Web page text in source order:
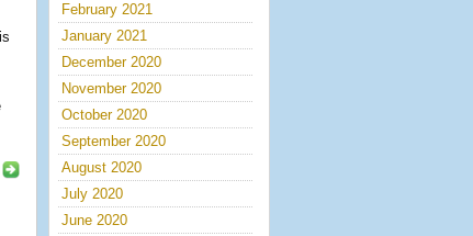
February 2021
January 2021
December 2020
November 2020
October 2020
September 2020
August 2020
July 2020
June 2020